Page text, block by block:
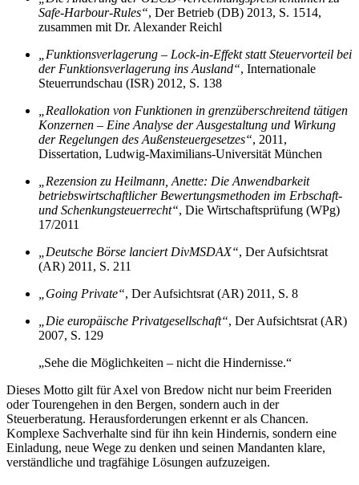
Safe-Harbour-Rules“, Der Betrieb (DB) 2013, S. 1514,
zusammen mit Dr. Alexander Reichl
„Funktionsverlagerung – Lock-in-Effekt statt Steuervorteil bei
der Funktionsverlagerung ins Ausland“, Internationale
Steuerrundschau (ISR) 2012, S. 138
„Reallokation von Funktionen in grenzüberschreitend tätigen
Konzernen – Eine Analyse der Ausgestaltung und Wirkung
der Regelungen des Außensteuergesetzes“, 2011,
Dissertation, Ludwig-Maximilians-Universität München
„Rezension zu Heilmann, Anette: Die Anwendbarkeit
betriebswirtschaftlicher Bewertungsmethoden im Erbschaft-
und Schenkungsteuerrecht“, Die Wirtschaftsprüfung (WPg)
17/2011
„Deutsche Börse lanciert DivMSDAX“, Der Aufsichtsrat
(AR) 2011, S. 211
„Going Private“, Der Aufsichtsrat (AR) 2011, S. 8
„Die europäische Privatgesellschaft“, Der Aufsichtsrat (AR)
2007, S. 129
„Sehe die Möglichkeiten – nicht die Hindernisse.“
Dieses Motto gilt für Axel von Bredow nicht nur beim Freeriden
oder Tourengehen in den Bergen, sondern auch in der
Steuerberatung. Herausforderungen erkennt er als Chancen.
Komplexe Sachverhalte sind für ihn kein Hindernis, sondern eine
Einladung, neue Wege zu denken und seinen Mandanten klare,
verständliche und tragfähige Lösungen aufzuzeigen.